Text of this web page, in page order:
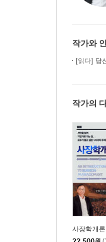
작가와
[읽다] 당
작가의
사장학개론